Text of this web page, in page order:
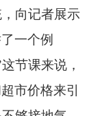
向记者展示
一个例
节课来说，
市价格来引